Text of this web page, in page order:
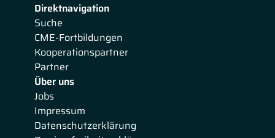
Direktnavigation
Suche
CME-Fortbildungen
Kooperationspartner
Partner
Über uns
Jobs
Impressum
Datenschutzerklärung